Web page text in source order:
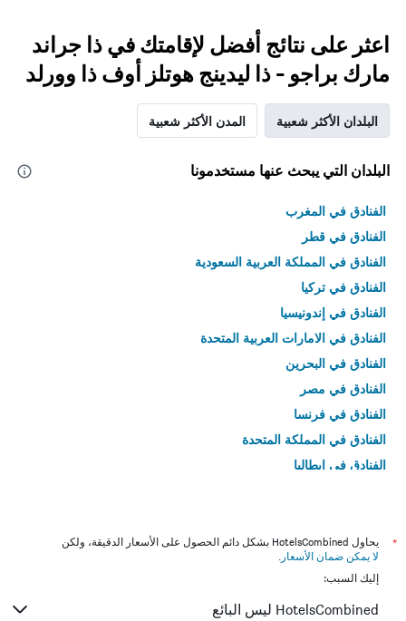
اعثر على نتائج أفضل لإقامتك في ذا جراند
مارك براجو - ذا ليدينج هوتلز أوف ذا وورلد
البلدان الأكثر شعبية المدن الأكثر شعبية
البلدان التي يبحث عنها مستخدمونا
الفنادق في المغرب
الفنادق في قطر
الفنادق في المملكة العربية السعودية
الفنادق في تركيا
الفنادق في إندونيسيا
الفنادق في الامارات العربية المتحدة
الفنادق في البحرين
الفنادق في مصر
الفنادق في فرنسا
الفنادق في المملكة المتحدة
الفنادق في إيطاليا
*
يحاول HotelsCombined بشكل دائم الحصول على الأسعار الدقيقة، ولكن
لا يمكن ضمان الأسعار .
إليك السبب:
HotelsCombined ليس البائع